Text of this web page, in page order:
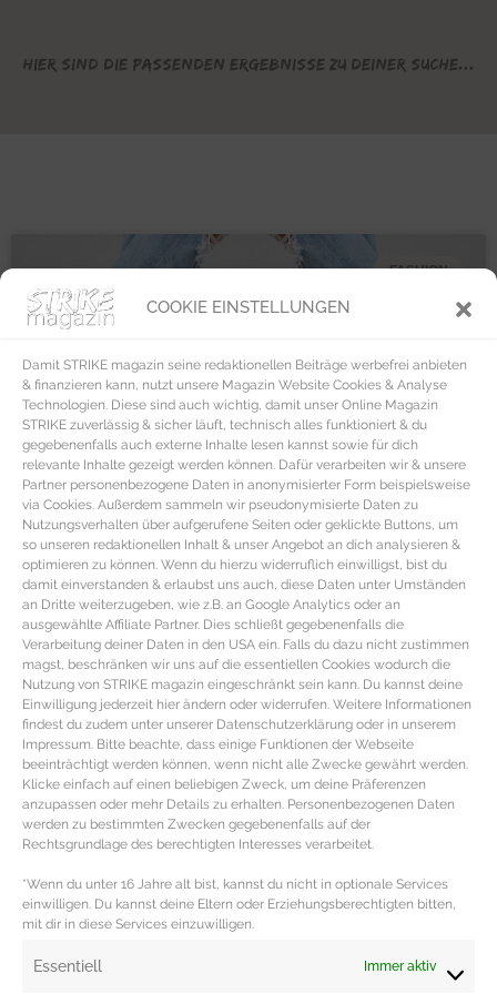
COOKIE EINSTELLUNGEN
Damit STRIKE magazin seine redaktionellen Beiträge werbefrei anbieten
& finanzieren kann, nutzt unsere Magazin Website Cookies & Analyse
Technologien. Diese sind auch wichtig, damit unser Online Magazin
STRIKE zuverlässig & sicher läuft, technisch alles funktioniert & du
gegebenenfalls auch externe Inhalte lesen kannst sowie für dich
relevante Inhalte gezeigt werden können. Dafür verarbeiten wir & unsere
Partner personenbezogene Daten in anonymisierter Form beispielsweise
via Cookies. Außerdem sammeln wir pseudonymisierte Daten zu
Nutzungsverhalten über aufgerufene Seiten oder geklickte Buttons, um
so unseren redaktionellen Inhalt & unser Angebot an dich analysieren &
optimieren zu können. Wenn du hierzu widerruflich einwilligst, bist du
damit einverstanden & erlaubst uns auch, diese Daten unter Umständen
an Dritte weiterzugeben, wie z.B. an Google Analytics oder an
ausgewählte Affiliate Partner. Dies schließt gegebenenfalls die
Verarbeitung deiner Daten in den USA ein. Falls du dazu nicht zustimmen
magst, beschränken wir uns auf die essentiellen Cookies wodurch die
Nutzung von STRIKE magazin eingeschränkt sein kann. Du kannst deine
Einwilligung jederzeit hier ändern oder widerrufen. Weitere Informationen
findest du zudem unter unserer Datenschutzerklärung oder in unserem
Impressum. Bitte beachte, dass einige Funktionen der Webseite
beeinträchtigt werden können, wenn nicht alle Zwecke gewährt werden.
Klicke einfach auf einen beliebigen Zweck, um deine Präferenzen
anzupassen oder mehr Details zu erhalten. Personenbezogenen Daten
werden zu bestimmten Zwecken gegebenenfalls auf der
Rechtsgrundlage des berechtigten Interesses verarbeitet.
*Wenn du unter 16 Jahre alt bist, kannst du nicht in optionale Services
einwilligen. Du kannst deine Eltern oder Erziehungsberechtigten bitten,
mit dir in diese Services einzuwilligen.
Essentiell Immer aktiv
Hier sind die passenden Ergebnisse zu deiner Suche...
FASHION
Weiße Sneaker zum Verlieben
Weiße Trend Sneaker im Retro Look Sobald man sich in
einen verliebt hat, will man sie alle. Die Rede ist
MEHR DAZU »